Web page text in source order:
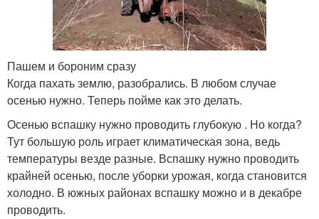
Пашем и бороним сразу
Когда пахать землю, разобрались. В любом случае
осенью нужно. Теперь пойме как это делать.
Осенью вспашку нужно проводить глубокую . Но когда?
Тут большую роль играет климатическая зона, ведь
температуры везде разные. Вспашку нужно проводить
крайней осенью, после уборки урожая, когда становится
холодно. В южных районах вспашку можно и в декабре
проводить.